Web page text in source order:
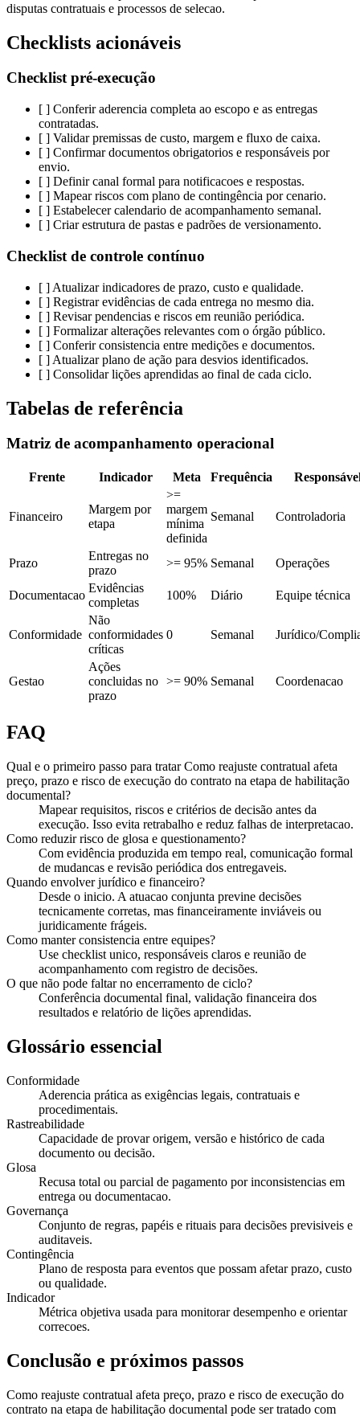
disputas contratuais e processos de selecao.
Checklists acionáveis
Checklist pré-execução
[ ] Conferir aderencia completa ao escopo e as entregas
contratadas.
[ ] Validar premissas de custo, margem e fluxo de caixa.
[ ] Confirmar documentos obrigatorios e responsáveis por
envio.
[ ] Definir canal formal para notificacoes e respostas.
[ ] Mapear riscos com plano de contingência por cenario.
[ ] Estabelecer calendario de acompanhamento semanal.
[ ] Criar estrutura de pastas e padrões de versionamento.
Checklist de controle contínuo
[ ] Atualizar indicadores de prazo, custo e qualidade.
[ ] Registrar evidências de cada entrega no mesmo dia.
[ ] Revisar pendencias e riscos em reunião periódica.
[ ] Formalizar alterações relevantes com o órgão público.
[ ] Conferir consistencia entre medições e documentos.
[ ] Atualizar plano de ação para desvios identificados.
[ ] Consolidar lições aprendidas ao final de cada ciclo.
Tabelas de referência
Matriz de acompanhamento operacional
Frente Indicador Meta Frequência
Financeiro
Margem por
etapa
>=
margem
mínima
definida
Semanal Controladoria
Prazo
Entregas no
prazo
>= 95% Semanal Operações
Documentacao
Evidências
completas
100% Diário Equipe técnica
Conformidade
Não
conformidades
críticas
0 Semanal Jurídico/
Gestao
Ações
concluidas no
prazo
>= 90% Semanal Coordenacao
FAQ
Qual e o primeiro passo para tratar Como reajuste contratual afeta
preço, prazo e risco de execução do contrato na etapa de habilitação
documental?
Mapear requisitos, riscos e critérios de decisão antes da
execução. Isso evita retrabalho e reduz falhas de interpretacao.
Como reduzir risco de glosa e questionamento?
Com evidência produzida em tempo real, comunicação formal
de mudancas e revisão periódica dos entregaveis.
Quando envolver jurídico e financeiro?
Desde o inicio. A atuacao conjunta previne decisões
tecnicamente corretas, mas financeiramente inviáveis ou
juridicamente frágeis.
Como manter consistencia entre equipes?
Use checklist unico, responsáveis claros e reunião de
acompanhamento com registro de decisões.
O que não pode faltar no encerramento de ciclo?
Conferência documental final, validação financeira dos
resultados e relatório de lições aprendidas.
Glossário essencial
Conformidade
Aderencia prática as exigências legais, contratuais e
procedimentais.
Rastreabilidade
Capacidade de provar origem, versão e histórico de cada
documento ou decisão.
Glosa
Recusa total ou parcial de pagamento por inconsistencias em
entrega ou documentacao.
Governança
Conjunto de regras, papéis e rituais para decisões previsiveis e
auditaveis.
Contingência
Plano de resposta para eventos que possam afetar prazo, custo
ou qualidade.
Indicador
Métrica objetiva usada para monitorar desempenho e orientar
correcoes.
Conclusão e próximos passos
Como reajuste contratual afeta preço, prazo e risco de execução do
contrato na etapa de habilitação documental pode ser tratado com